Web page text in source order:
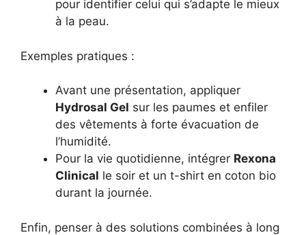
pour identifier celui qui s’adapte le mieux
à la peau.
Exemples pratiques :
Avant une présentation, appliquer
Hydrosal Gel sur les paumes et enfiler
des vêtements à forte évacuation de
l’humidité.
Pour la vie quotidienne, intégrer Rexona
Clinical le soir et un t-shirt en coton bio
durant la journée.
Enfin, penser à des solutions combinées à long